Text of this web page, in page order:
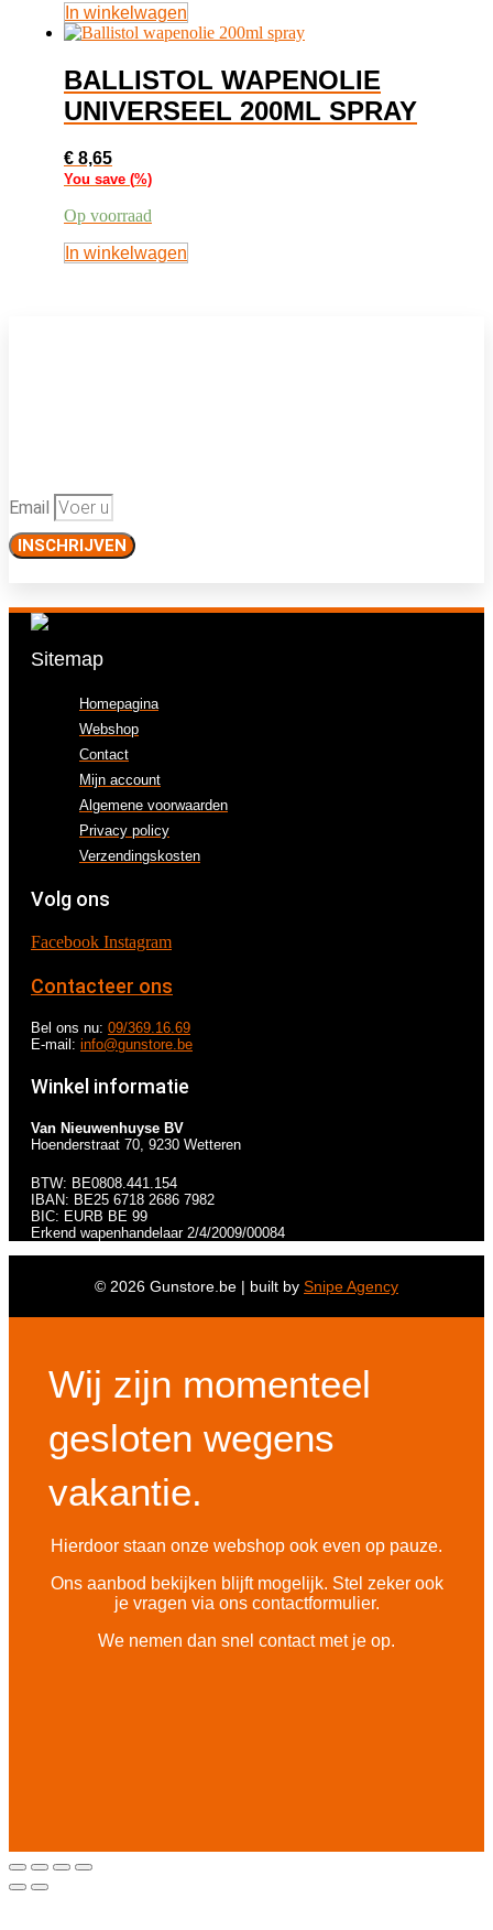
In winkelwagen
BALLISTOL WAPENOLIE
UNIVERSEEL 200ML SPRAY
€ 8,65
You save (%)
Op voorraad
In winkelwagen
Email
INSCHRIJVEN
Sitemap
Homepagina
Webshop
Contact
Mijn account
Algemene voorwaarden
Privacy policy
Verzendingskosten
Volg ons
Facebook Instagram
Contacteer ons
Bel ons nu: 09/369.16.69
E-mail: info@gunstore.be
Winkel informatie
Van Nieuwenhuyse BV
Hoenderstraat 70, 9230 Wetteren
BTW: BE0808.441.154
IBAN: BE25 6718 2686 7982
BIC: EURB BE 99
Erkend wapenhandelaar 2/4/2009/00084
© 2026 Gunstore.be | built by Snipe Agency
Wij zijn momenteel
gesloten wegens
vakantie.
Hierdoor staan onze webshop ook even op pauze.
Ons aanbod bekijken blijft mogelijk. Stel zeker ook
je vragen via ons contactformulier.
We nemen dan snel contact met je op.